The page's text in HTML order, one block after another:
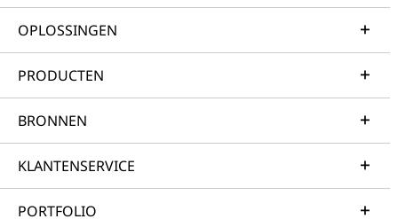
OPLOSSINGEN
PRODUCTEN
BRONNEN
KLANTENSERVICE
PORTFOLIO